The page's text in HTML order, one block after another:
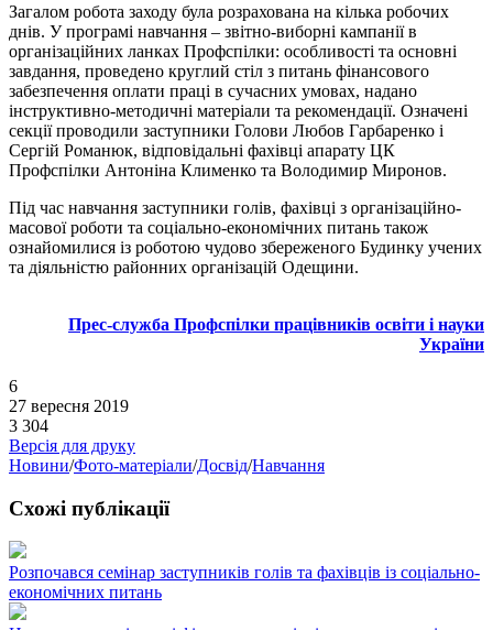
Загалом робота заходу була розрахована на кілька робочих
днів. У програмі навчання – звітно-виборні кампанії в
організаційних ланках Профспілки: особливості та основні
завдання, проведено круглий стіл з питань фінансового
забезпечення оплати праці в сучасних умовах, надано
інструктивно-методичні матеріали та рекомендації. Означені
секції проводили заступники Голови Любов Гарбаренко і
Сергій Романюк, відповідальні фахівці апарату ЦК
Профспілки Антоніна Клименко та Володимир Миронов.
Під час навчання заступники голів, фахівці з організаційно-
масової роботи та соціально-економічних питань також
ознайомилися із роботою чудово збереженого Будинку учених
та діяльністю районних організацій Одещини.
Прес-служба Профспілки працівників освіти і науки
України
6
27 вересня 2019
3 304
Версія для друку
Новини/Фото-матеріали/Досвід/Навчання
Схожі публікації
Розпочався семінар заступників голів та фахівців із соціально-
економічних питань